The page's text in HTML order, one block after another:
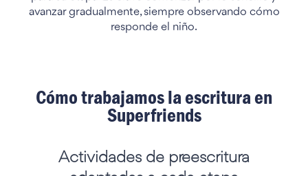
avanzar gradualmente, siempre observando cómo
responde el niño.
Cómo trabajamos la escritura en
Superfriends
Actividades de preescritura